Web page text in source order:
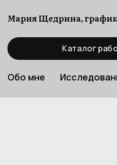
Мария Щедрина, график
Каталог
Обо мне